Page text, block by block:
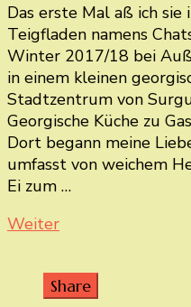
Das erste Mal aß ich
Teigfladen namens
Winter 2017/18 bei
in einem kleinen
Stadtzentrum von
Georgische Küche zu
Dort begann meine
umfasst von weichem
Ei zum …
Weiter
Share